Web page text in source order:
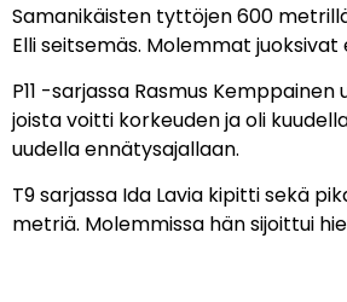
Samanikäisten tyttöjen 600
Elli seitsemäs. Molemmat juoksivat
P11 -sarjassa Rasmus Kemppainen
joista voitti korkeuden ja oli
uudella ennätysajallaan.
T9 sarjassa Ida Lavia kipitti sekä
metriä. Molemmissa hän sijoittui